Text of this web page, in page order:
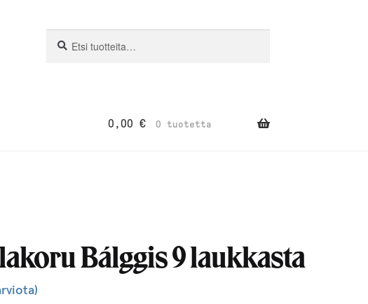
0,00 € 0 tuotetta
Bálggis 9 laukkasta